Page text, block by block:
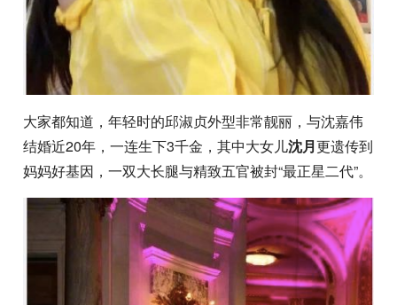
大家都知道，年轻时的邱淑贞外型非常靓丽，与沈嘉伟
结婚近20年，一连生下3千金，其中大女儿沈月更遗传到
妈妈好基因，一双大长腿与精致五官被封“最正星二代”。